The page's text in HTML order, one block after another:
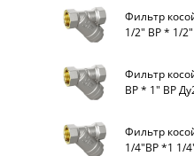
Фильтр
1/2" ВР * 1/2"
Фильтр
ВР * 1" ВР
Фильтр
1/4"ВР *1 1/